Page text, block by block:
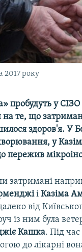
2017 року
пробудуть у
те, що
здоров'я. У
у
пережив
затримані
іКазіма
від
із ним була
Кашка. Під
до лікарні